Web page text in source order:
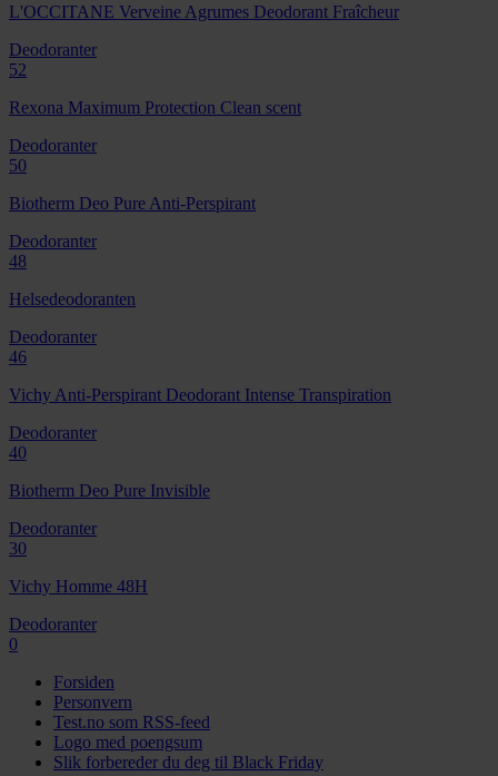
L'OCCITANE Verveine Agrumes Deodorant Fraîcheur
Deodoranter
52
Rexona Maximum Protection Clean scent
Deodoranter
50
Biotherm Deo Pure Anti-Perspirant
Deodoranter
48
Helsedeodoranten
Deodoranter
46
Vichy Anti-Perspirant Deodorant Intense Transpiration
Deodoranter
40
Biotherm Deo Pure Invisible
Deodoranter
30
Vichy Homme 48H
Deodoranter
0
Forsiden
Personvern
Test.no som RSS-feed
Logo med poengsum
Slik forbereder du deg til Black Friday